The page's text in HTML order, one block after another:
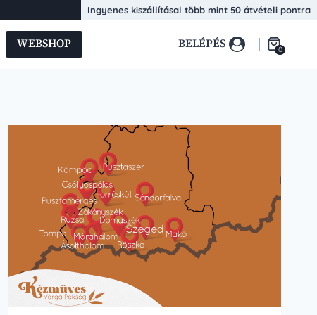
Ingyenes kiszállításal több mint 50 átvételi pontra
WEBSHOP BELÉPÉS 0